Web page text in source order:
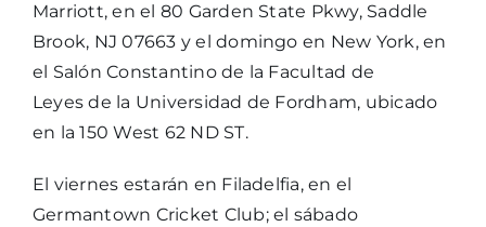
Marriott, en el 80 Garden State Pkwy, Saddle
Brook, NJ 07663 y el domingo en New York, en
el Salón Constantino de la Facultad de
Leyes de la Universidad de Fordham, ubicado
en la 150 West 62 ND ST.
El viernes estarán en Filadelfia, en el
Germantown Cricket Club; el sábado